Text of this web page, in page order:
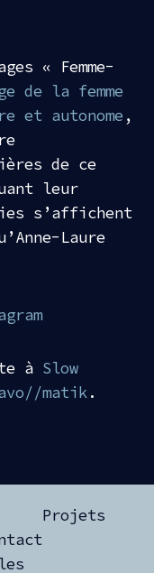
« Femme-
de la femme
et autonome ,
de ce
leur
s’affichent
Laure
à Slow
matik.
Projets